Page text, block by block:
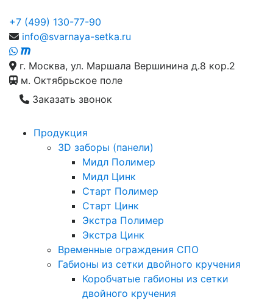
+7 (499) 130-77-90
info@svarnaya-setka.ru
г. Москва, ул. Маршала Вершинина д.8 кор.2
м. Октябрьское поле
Заказать звонок
Продукция
3D заборы (панели)
Мидл Полимер
Мидл Цинк
Старт Полимер
Старт Цинк
Экстра Полимер
Экстра Цинк
Временные ограждения СПО
Габионы из сетки двойного кручения
Коробчатые габионы из сетки
двойного кручения